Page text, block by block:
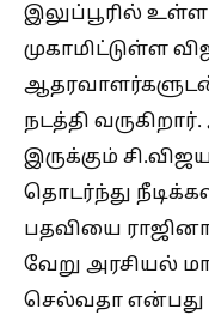
இலுப்பூரில்
முகாமிட்டுள்ள
நடத்தி
இருக்கும்
தொடர்ந்து
பதவியை
வேறு அரசியல்
செல்வதா என்பது